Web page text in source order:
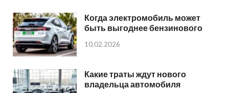
Когда электромобиль может
быть выгоднее бензинового
10.02.2026
Какие траты ждут нового
владельца автомобиля